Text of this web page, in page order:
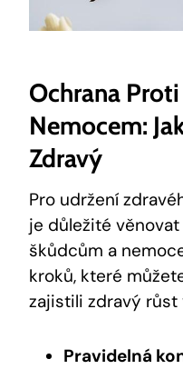
Ochrana
Nemocem:
Zdravý
Pro udržení
je důležité
škůdcům a
kroků, které
zajistili zdravý růst
Pravidelná